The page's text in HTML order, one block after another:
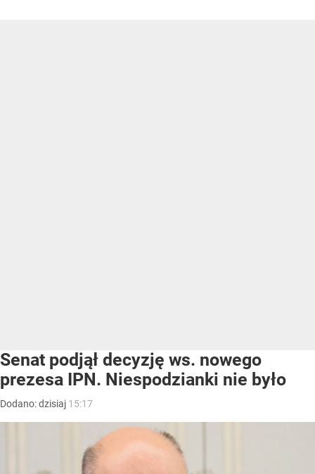
Senat podjął decyzję ws. nowego
prezesa IPN. Niespodzianki nie było
Dodano:dzisiaj 15:17